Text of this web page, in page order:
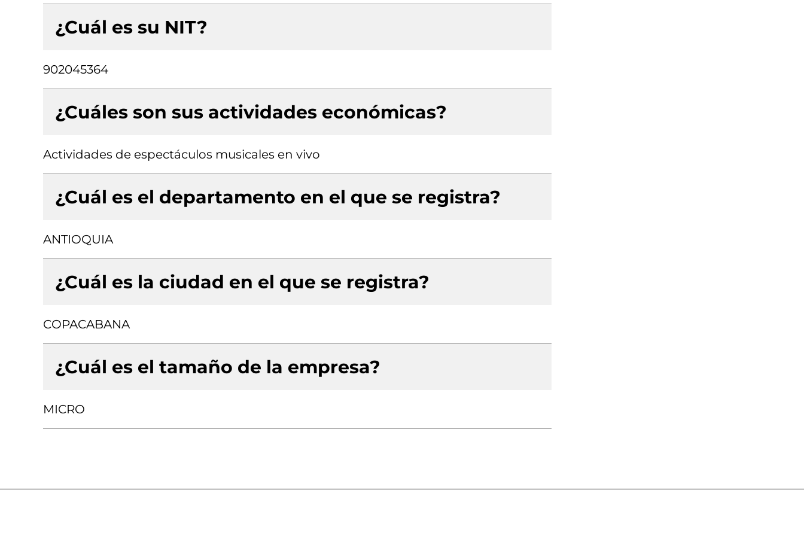
¿Cuál es su NIT?
902045364
¿Cuáles son sus actividades económicas?
Actividades de espectáculos musicales en vivo
¿Cuál es el departamento en el que se registra?
ANTIOQUIA
¿Cuál es la ciudad en el que se registra?
COPACABANA
¿Cuál es el tamaño de la empresa?
MICRO